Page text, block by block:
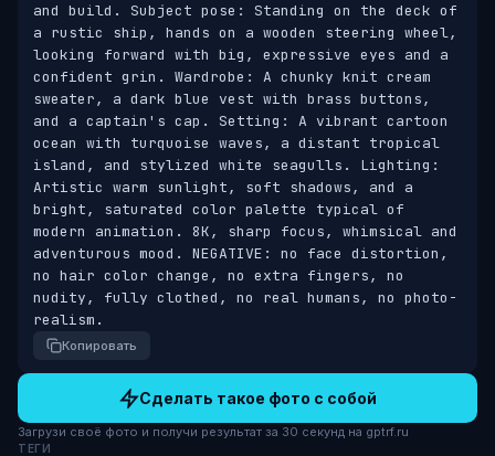
and build. Subject pose: Standing on the deck of
a rustic ship, hands on a wooden steering wheel,
looking forward with big, expressive eyes and a
confident grin. Wardrobe: A chunky knit cream
sweater, a dark blue vest with brass buttons,
and a captain's cap. Setting: A vibrant cartoon
ocean with turquoise waves, a distant tropical
island, and stylized white seagulls. Lighting:
Artistic warm sunlight, soft shadows, and a
bright, saturated color palette typical of
modern animation. 8K, sharp focus, whimsical and
adventurous mood. NEGATIVE: no face distortion,
no hair color change, no extra fingers, no
nudity, fully clothed, no real humans, no photo-
realism.
Копировать
Сделать такое фото с собой
Загрузи своё фото и получи результат за 30 секунд на gptrf.ru
ТЕГИ